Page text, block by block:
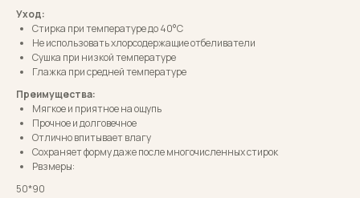
Уход:
Стирка при температуре до 40°C
Не использовать хлорсодержащие отбеливатели
Сушка при низкой температуре
Глажка при средней температуре
Преимущества:
Мягкое и приятное на ощупь
Прочное и долговечное
Отлично впитывает влагу
Сохраняет форму даже после многочисленных стирок
Рвзмеры:
50*90